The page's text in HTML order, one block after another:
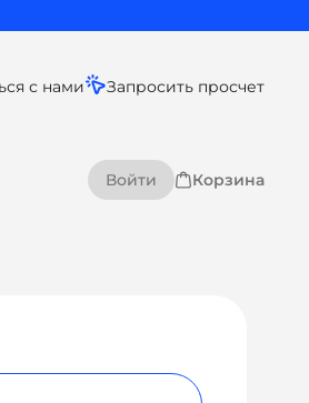
с нами Запросить просчет
Войти Корзина